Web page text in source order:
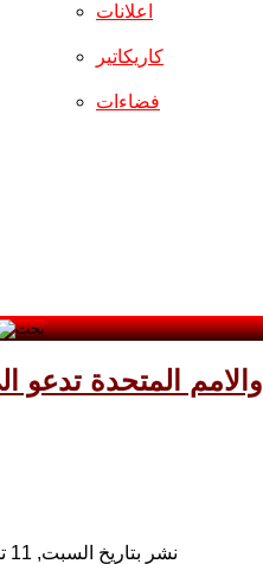
اعلانات
كاريكاتير
فضاءات
المتحدة تدعو
نشر بتاريخ السبت, 11 تشرين2/نوفمبر 2017 18:51